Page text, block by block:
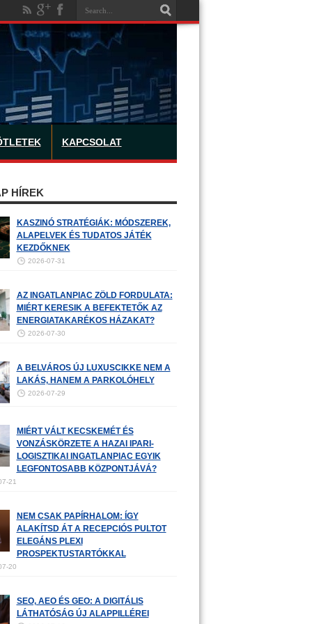
KAPCSOLAT
HÍREK
KASZINÓ STRATÉGIÁK: MÓDSZEREK,
ALAPELVEK ÉS TUDATOS JÁTÉK
KEZDŐKNEK
2026-07-31
AZ INGATLANPIAC ZÖLD FORDULATA:
MIÉRT KERESIK A BEFEKTETŐK AZ
ENERGIATAKARÉKOS HÁZAKAT?
2026-07-30
A BELVÁROS ÚJ LUXUSCIKKE NEM A
LAKÁS, HANEM A PARKOLÓHELY
2026-07-29
MIÉRT VÁLT KECSKEMÉT ÉS
VONZÁSKÖRZETE A HAZAI IPARI-
LOGISZTIKAI INGATLANPIAC EGYIK
LEGFONTOSABB KÖZPONTJÁVÁ?
21
NEM CSAK PAPÍRHALOM: ÍGY
ALAKÍTSD ÁT A RECEPCIÓS PULTOT
ELEGÁNS PLEXI
PROSPEKTUSTARTÓKKAL
20
SEO, AEO ÉS GEO: A DIGITÁLIS
LÁTHATÓSÁG ÚJ ALAPPILLÉREI